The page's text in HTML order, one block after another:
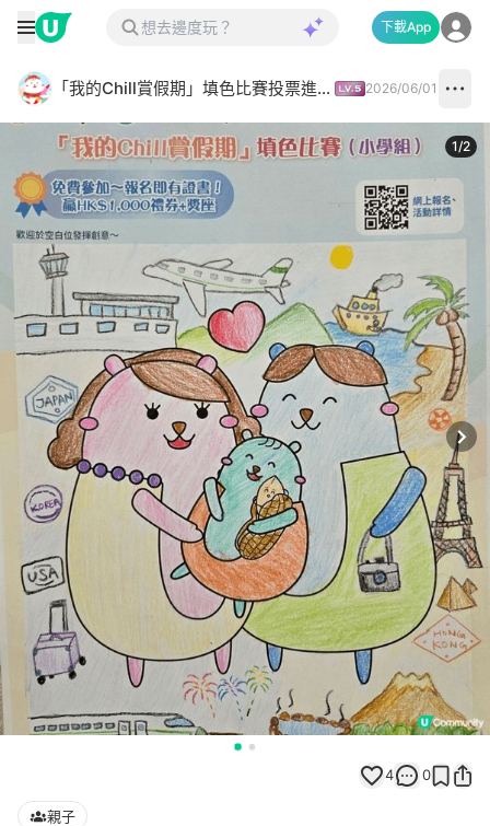
下載App
「我的Chill賞假期」填色比賽投票進行中✅ 2026/06/01
1/2
4 0
親子